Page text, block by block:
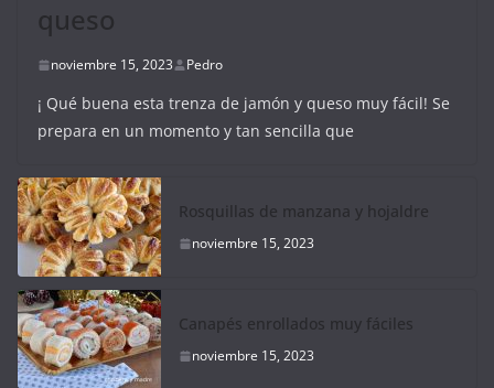
queso
noviembre 15, 2023 Pedro
¡ Qué buena esta trenza de jamón y queso muy fácil! Se
prepara en un momento y tan sencilla que
Rosquillas de manzana y hojaldre
noviembre 15, 2023
Canapés enrollados muy fáciles
noviembre 15, 2023